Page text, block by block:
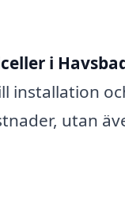
i
installation
utan